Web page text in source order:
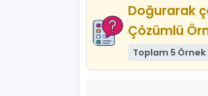
Doğurarak
Çözümlü
Toplam 5